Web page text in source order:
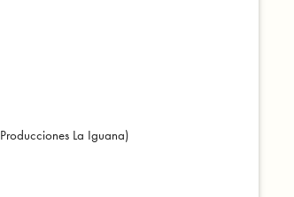
La Iguana)